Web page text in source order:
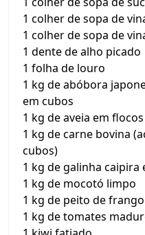
1 colher de sopa de
1 colher de sopa de
1 dente de alho picado
1 folha de louro
1 kg de abóbora
em cubos
1 kg de aveia em flocos
1 kg de carne bovina
cubos)
1 kg de galinha caipira
1 kg de mocotó limpo
1 kg de peito de
1 kg de tomates